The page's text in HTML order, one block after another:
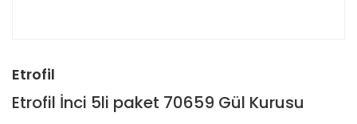
Etrofil
Etrofil İnci 5li paket 70659 Gül Kurusu